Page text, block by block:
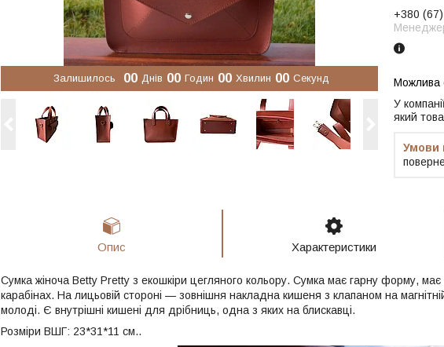
Залишилось 00 Днів 00 Годин 00 Хвилин 00 Секунд
+380
У
який
Опис Характеристики
Сумка жіноча Betty Pretty з екошкіри цегляного кольору. Сумка має гарну форму,
карабінах. На лицьовій стороні — зовнішня накладна кишеня з клапаном на
молоді. Є внутрішні кишені для дрібниць, одна з яких на блискавці.
Розміри ВШГ: 23*31*11 см..